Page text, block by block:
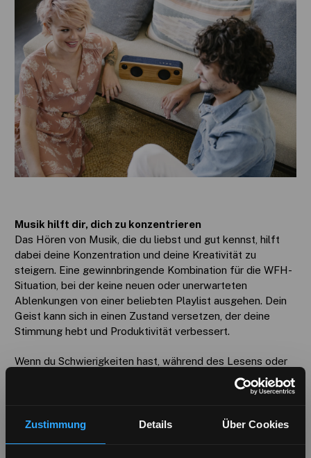
Zustimmung Details Über Cookies
Musik hilft dir, dich zu konzentrieren
Das Hören von Musik, die du liebst und gut kennst, hilft
dabei deine Konzentration und deine Kreativität zu
steigern. Eine gewinnbringende Kombination für die WFH-
Situation, bei der keine neuen oder unerwarteten
Ablenkungen von einer beliebten Playlist ausgehen. Dein
Geist kann sich in einen Zustand versetzen, der deine
Stimmung hebt und Produktivität verbessert.
Wenn du Schwierigkeiten hast, während des Lesens oder
Arbeitens Musik zu hören, wechsele zu Musik ohne Text,
um deinen überaktiven Geist zu beruhigen. Finde etwas
dich nicht so leicht aus dem Fokus bringt.